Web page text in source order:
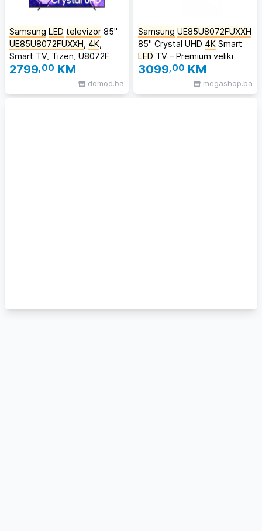
Samsung LED televizor 85"
UE85U8072FUXXH 4K
Smart TV, Tizen, U8072F
2799,00 KM
domod.ba
Samsung UE85U8072FUXXH
85'' Crystal UHD 4K Smart
LED TV – Premium veliki
televizor
3099,00 KM
megashop.ba